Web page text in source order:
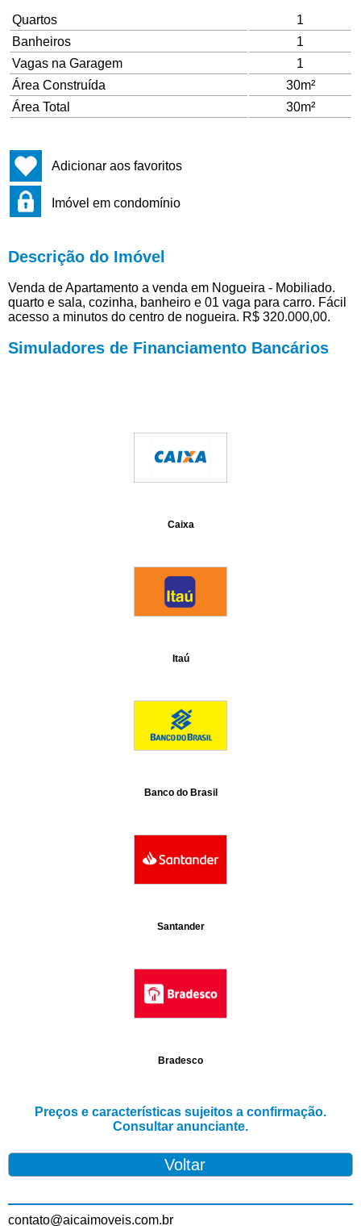
Quartos
1
Banheiros
1
Vagas na Garagem
1
Área Construída
30m²
Área Total
30m²
Adicionar aos favoritos
Imóvel em condomínio
Descrição do Imóvel
Venda de Apartamento a venda em Nogueira - Mobiliado.
quarto e sala, cozinha, banheiro e 01 vaga para carro. Fácil
acesso a minutos do centro de nogueira. R$ 320.000,00.
Simuladores de Financiamento Bancários
Caixa
Itaú
Banco do Brasil
Santander
Bradesco
Preços e características sujeitos a confirmação.
Consultar anunciante.
contato@aicaimoveis.com.br